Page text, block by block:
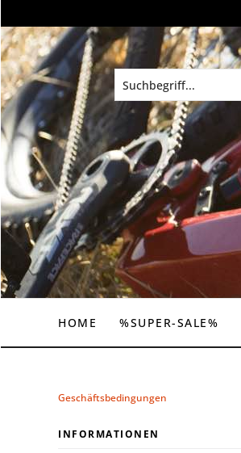
HOME %SUPER-SALE%
Geschäftsbedingungen
INFORMATIONEN